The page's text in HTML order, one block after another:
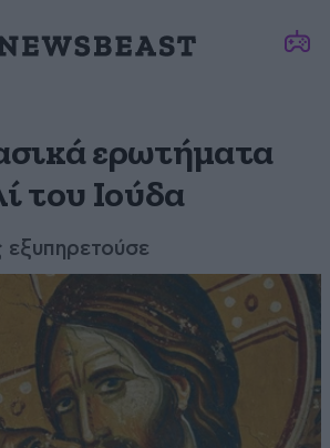
ερωτήματα
του Ιούδα
εξυπηρετούσε